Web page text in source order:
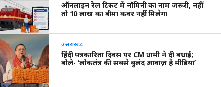
ऑनलाइन रेल टिकट में नॉमिनी का नाम जरूरी, नहीं
तो 10 लाख का बीमा कवर नहीं मिलेगा
उत्तराखंड
हिंदी पत्रकारिता दिवस पर CM धामी ने दी बधाई;
बोले- ‘लोकतंत्र की सबसे बुलंद आवाज़ है मीडिया’